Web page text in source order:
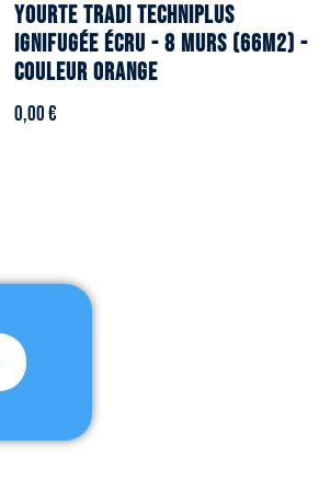
YOURTE TRADI TECHNIPLUS
ignifugée écru - 8 murs (66m2) -
Couleur orange
0,00€